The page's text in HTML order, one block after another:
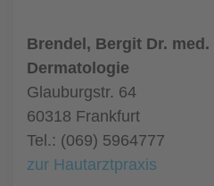
Brendel, Bergit Dr.
Dermatologie
Glauburgstr. 64
60318 Frankfurt
Tel.: (069) 5964777
zur Hautarztpraxis